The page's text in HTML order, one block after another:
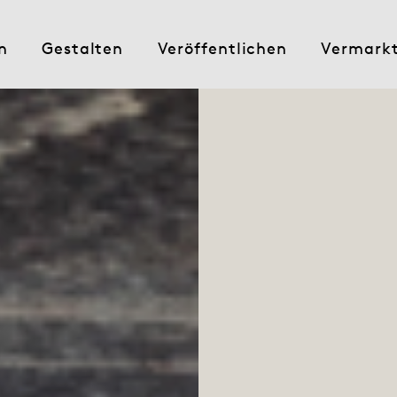
Gestalten Veröffentlichen